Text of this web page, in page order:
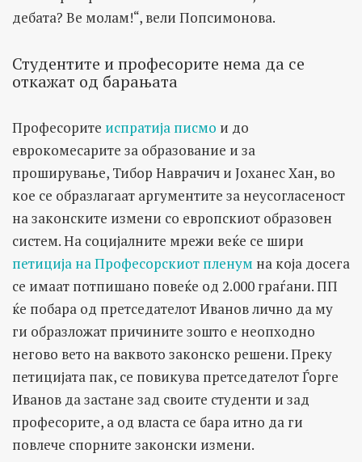
дебата? Ве молам!“, вели Попсимонова.
Студентите и професорите нема да се
откажат од барањата
Професорите испратија писмо и до
еврокомесарите за образование и за
проширување, Тибор Наврачич и Јоханес Хан, во
кое се образлагаат аргументите за неусогласеност
на законските измени со европскиот образовен
систем. На социјалните мрежи веќе се шири
петиција на Професорскиот пленум на која досега
се имаат потпишано повеќе од 2.000 граѓани. ПП
ќе побара од претседателот Иванов лично да му
ги образложат причините зошто е неопходно
негово вето на ваквото законско решени. Преку
петицијата пак, се повикува претседателот Ѓорге
Иванов да застане зад своите студенти и зад
професорите, а од власта се бара итно да ги
повлече спорните законски измени.